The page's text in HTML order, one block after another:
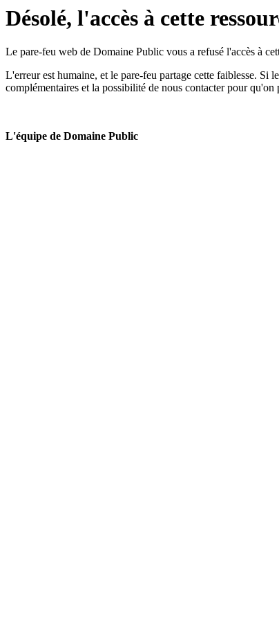
Désolé, l'accès à cette
Le pare-feu web de Domaine Public vous a refusé l'accès à
L'erreur est humaine, et le pare-feu partage cette faiblesse. Si
complémentaires et la possibilité de nous contacter pour qu'on
L'équipe de Domaine Public